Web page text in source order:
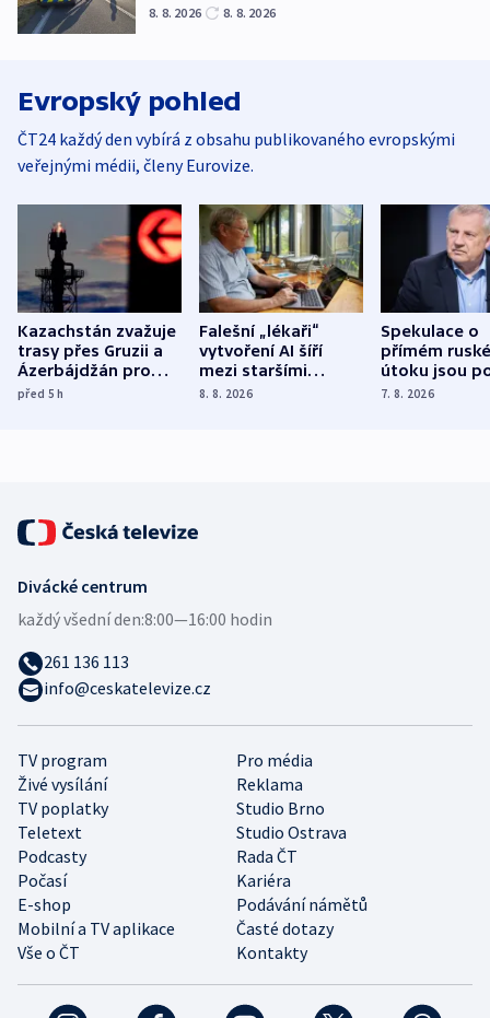
8. 8. 2026 8. 8. 2026
Evropský pohled
ČT24 každý den vybírá z obsahu publikovaného evropskými
veřejnými médii, členy Eurovize.
Kazachstán zvažuje
trasy přes Gruzii a
Ázerbájdžán pro
vývoz ropy do
před 5h
Falešní „lékaři“
vytvoření AI šíří
mezi staršími
Poláky nebezpečné
8. 8. 2026
Spekulace o
přímém
útoku jsou
míní
7. 8. 2026
TV program
Pro média
Živé vysílání
Reklama
TV poplatky
Studio Brno
Teletext
Studio Ostrava
Podcasty
Rada ČT
Počasí
Kariéra
E-shop
Podávání námětů
Mobilní a TV aplikace
Časté dotazy
Vše o ČT
Kontakty
Divácké centrum
každý všední den:8:00—16:00 hodin
261 136 113
info@ceskatelevize.cz